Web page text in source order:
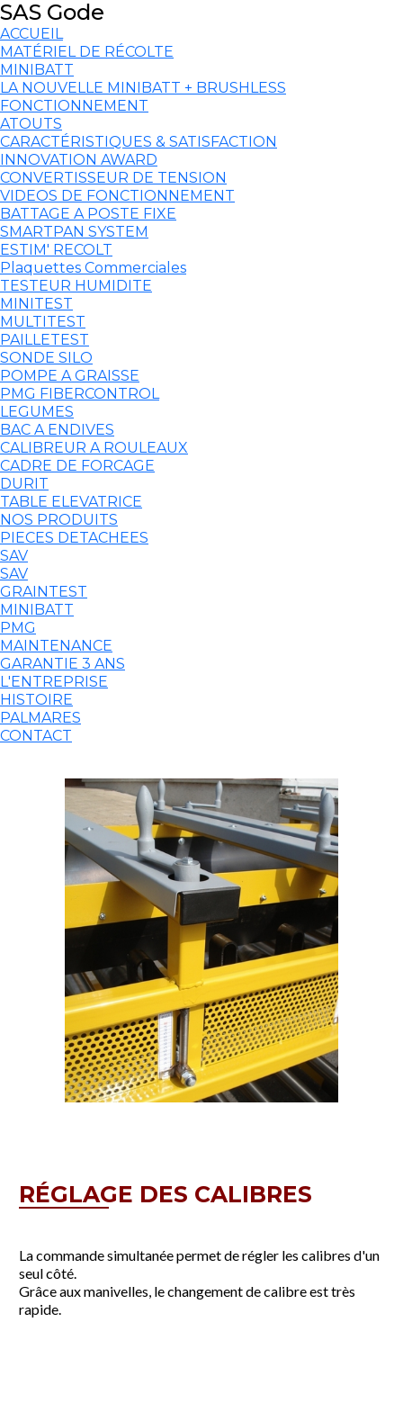
SAS Gode
ACCUEIL
MATÉRIEL DE RÉCOLTE
MINIBATT
LA NOUVELLE MINIBATT + BRUSHLESS
FONCTIONNEMENT
ATOUTS
CARACTÉRISTIQUES & SATISFACTION
INNOVATION AWARD
CONVERTISSEUR DE TENSION
VIDEOS DE FONCTIONNEMENT
BATTAGE A POSTE FIXE
SMARTPAN SYSTEM
ESTIM' RECOLT
Plaquettes Commerciales
TESTEUR HUMIDITE
MINITEST
MULTITEST
PAILLETEST
SONDE SILO
POMPE A GRAISSE
PMG FIBERCONTROL
LEGUMES
BAC A ENDIVES
CALIBREUR A ROULEAUX
CADRE DE FORCAGE
DURIT
TABLE ELEVATRICE
NOS PRODUITS
PIECES DETACHEES
SAV
SAV
GRAINTEST
MINIBATT
PMG
MAINTENANCE
GARANTIE 3 ANS
L'ENTREPRISE
HISTOIRE
PALMARES
CONTACT
RÉGLAGE DES CALIBRES
La commande simultanée permet de régler les calibres d'un
seul côté.
Grâce aux manivelles, le changement de calibre est très
rapide.